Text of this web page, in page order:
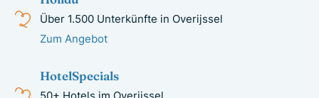
Über 1.500 Unterkünfte in Overijssel
Zum Angebot
HotelSpecials